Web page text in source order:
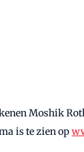
Moshik
is te zien op